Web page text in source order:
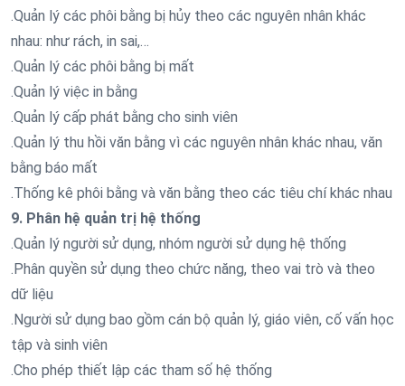
.Quản lý các phôi bằng bị hủy theo các nguyên nhân khác
nhau: như rách, in sai,…
.Quản lý các phôi bằng bị mất
.Quản lý việc in bằng
.Quản lý cấp phát bằng cho sinh viên
.Quản lý thu hồi văn bằng vì các nguyên nhân khác nhau, văn
bằng báo mất
.Thống kê phôi bằng và văn bằng theo các tiêu chí khác nhau
9. Phân hệ quản trị hệ thống
.Quản lý người sử dụng, nhóm người sử dụng hệ thống
.Phân quyền sử dụng theo chức năng, theo vai trò và theo
dữ liệu
.Người sử dụng bao gồm cán bộ quản lý, giáo viên, cố vấn học
tập và sinh viên
.Cho phép thiết lập các tham số hệ thống